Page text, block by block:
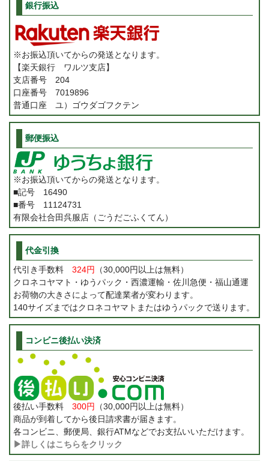
銀行振込
※お振込頂いてからの発送となります。
【楽天銀行 ワルツ支店】
支店番号 204
口座番号 7019896
普通口座 ユ）ゴウダゴフクテン
郵便振込
※お振込頂いてからの発送となります。
■記号 16490
■番号 11124731
有限会社合田呉服店（ごうだごふくてん）
代金引換
代引き手数料 324円
（30,000円以上は無料）
クロネコヤマト・ゆうパック・西濃運輸・佐川急便・福山通運
お荷物の大きさによって配達業者が変わります。
140サイズまではクロネコヤマトまたはゆうパックで送ります。
コンビニ後払い決済
後払い手数料 300円
（30,000円以上は無料）
商品が到着してから後日請求書が届きます。
各コンビニ、郵便局、銀行ATMなどでお支払いいただけます。
▶詳しくはこちらをクリック